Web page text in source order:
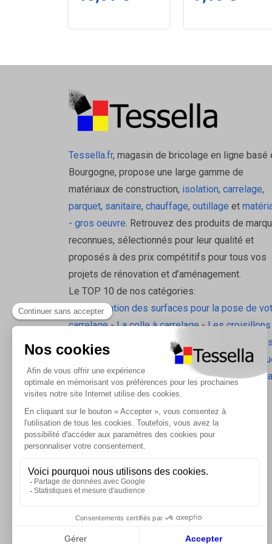
Colles à carrelage
Joints de fractionnement Schluter DILEX
Documentation
Tessella.fr, magasin de bricolage en ligne basé
Bourgogne, propose une large gamme de
matériaux de construction, isolation, carrelage,
parquet, sanitaire, chauffage, outillage et
- gros oeuvre. Retrouvez des produits de
reconnues, sélectionnés pour leur qualité et
proposés à des prix compétitifs pour tous vos
projets de rénovation et d’aménagement.
Le TOP 10 de nos catégories:
La préparation des surfaces pour la pose de
carrelage-La colle à carrelage- Les croisillons
pavilift
Le carrelage sol intérieur
Les
-L'isolation
Les accessoires d'isolation
- Radiateurs
Les tablettes de douche